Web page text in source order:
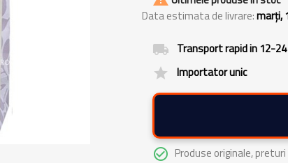
Data estimata de livrare:marți,
local_shipping Transport rapid in 12-
grade Importator unic
check_circle_outline Produse originale,